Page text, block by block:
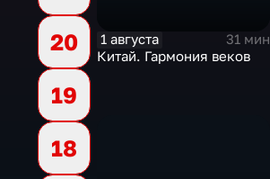
20
19
18
1 августа
31 мин
Китай. Гармония веков